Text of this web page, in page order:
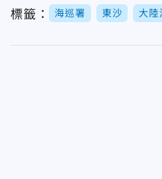
標籤： 海巡署 東沙 大陸